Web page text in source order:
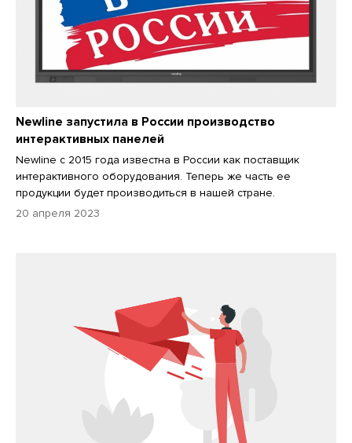
Newline запустила в России производство
интерактивных панелей
Newline с 2015 года известна в России как поставщик
интерактивного оборудования. Теперь же часть ее
продукции будет производиться в нашей стране.
20 апреля 2023